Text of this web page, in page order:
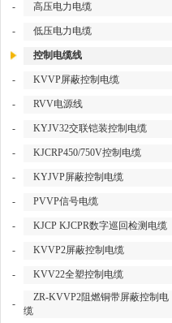
- 高压电力电缆
- 低压电力电缆
控制电缆线
- KVVP屏蔽控制电缆
- RVV电源线
- KYJV32交联铠装控制电缆
- KJCRP450/750V控制电缆
- KYJVP屏蔽控制电缆
- PVVP信号电缆
- KJCP KJCPR数字巡回检测电缆
- KVVP2屏蔽控制电缆
- KVV22全塑控制电缆
-
ZR-KVVP2阻燃铜带屏蔽控制电
缆